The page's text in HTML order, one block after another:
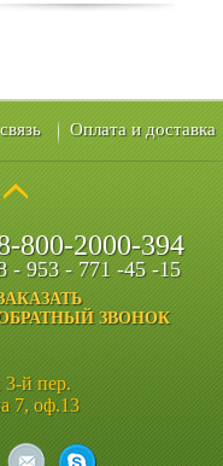
Оплата и доставка
3-й пер.
7, оф.13
800-2000-394
- 953 - 771 -45 -15
ЗВОНОК